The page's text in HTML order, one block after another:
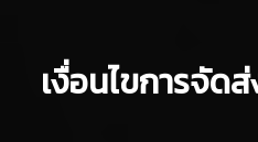
เงื่อนไขการจัด